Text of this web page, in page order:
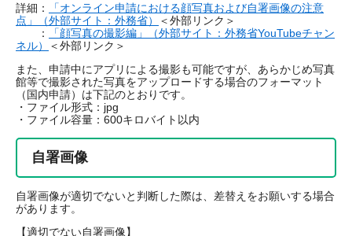
詳細：
「オンライン申請における顔写真および自署画像の注意
点」（外部サイト：外務省）
＜外部リンク＞
：
「顔写真の撮影編」（外部サイト：外務省YouTubeチャン
ネル）
＜外部リンク＞
また、申請中にアプリによる撮影も可能ですが、あらかじめ写真
館等で撮影された写真をアップロードする場合のフォーマット
（国内申請）は下記のとおりです。
・ファイル形式：jpg
・ファイル容量：600キロバイト以内
自署画像
自署画像が適切でないと判断した際は、差替えをお願いする場合
があります。
【適切でない自署画像】